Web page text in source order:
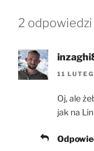
2 odpowiedzi
11
Oj, ale
jak na